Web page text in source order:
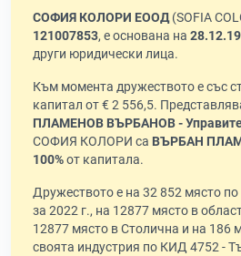
СОФИЯ КОЛОРИ ЕООД(SOFIA
121007853, е основана на
други юридически лица.
Към момента дружеството е със
капитал от € 2 556,5.
ПЛАМЕНОВ ВЪРБАНОВ -
СОФИЯ КОЛОРИ са ВЪРБАН
100%от капитала.
Дружеството е на 32 852 място
за 2022 г., на 12877 място в
12877 място в Столична и на 186
своята индустрия по КИД 4752 -